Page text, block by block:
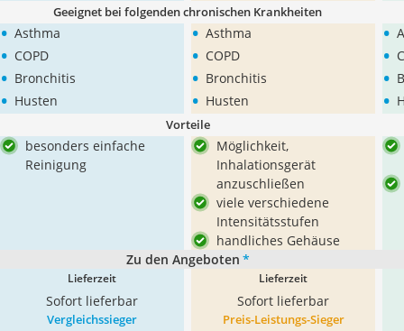
Geeignet bei folgenden chronischen Krankheiten
• Asthma
• COPD
• Bronchitis
• Husten
• Asthma
• COPD
• Bronchitis
• Husten
•
•
•
•
Vorteile
besonders einfache
Reinigung
Möglichkeit,
Inhalationsgerät
anzuschließen
viele verschiedene
Intensitätsstufen
handliches Gehäuse
Zu den Angeboten *
Lieferzeit
Sofort lieferbar
Lieferzeit
Sofort lieferbar
Vergleichssieger Preis-Leistungs-Sieger